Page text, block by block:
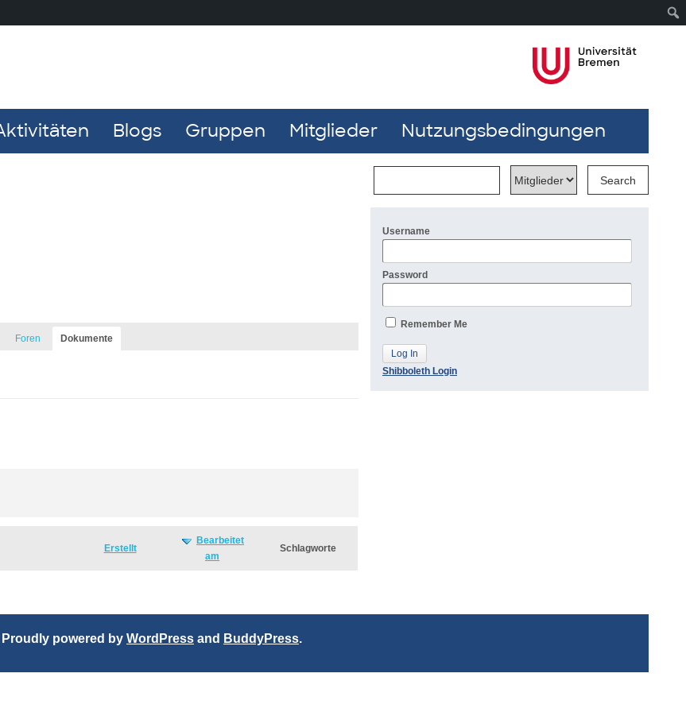
Blogs Gruppen Mitglieder Nutzungsbedingungen
Foren Dokumente
Erstellt
Bearbeitet
am
Schlagworte
Username
Password
Remember Me
Shibboleth Login
Proudly powered by WordPress and BuddyPress.